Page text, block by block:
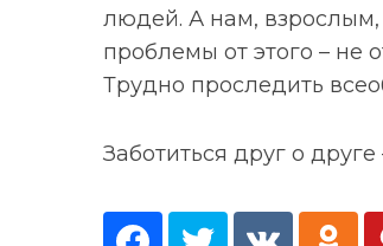
людей. А нам,
проблемы от этого – не
Трудно проследить
Заботиться друг о